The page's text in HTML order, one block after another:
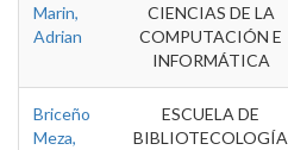
Marin,
Adrian
CIENCIAS DE LA
COMPUTACIÓN E
INFORMÁTICA
Briceño
Meza,
ESCUELA DE
BIBLIOTECOLOGÍA